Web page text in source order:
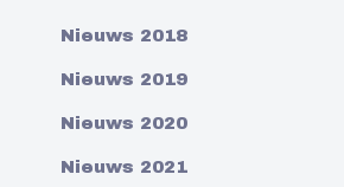
Nieuws 2018
Nieuws 2019
Nieuws 2020
Nieuws 2021